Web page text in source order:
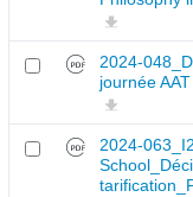
2024-
journée
2024-